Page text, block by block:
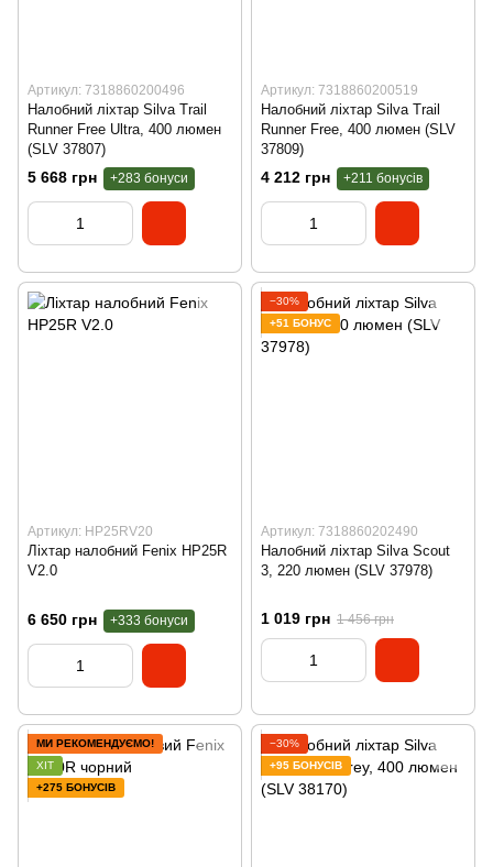
Артикул: 7318860200496
Налобний ліхтар Silva Trail
Runner Free Ultra, 400 люмен
(SLV 37807)
5 668 грн +283 бонуси
Артикул: 7318860200519
Налобний ліхтар Silva Trail
Runner Free, 400 люмен (SLV
37809)
4 212 грн +211 бонусів
Артикул: HP25RV20
Ліхтар налобний Fenix HP25R
V2.0
6 650 грн +333 бонуси
−30%
+51 БОНУС
Артикул: 7318860202490
Налобний ліхтар Silva Scout
3, 220 люмен (SLV 37978)
1 019 грн 1 456 грн
МИ РЕКОМЕНДУЄМО!
ХІТ
+275 БОНУСІВ
−30%
+95 БОНУСІВ